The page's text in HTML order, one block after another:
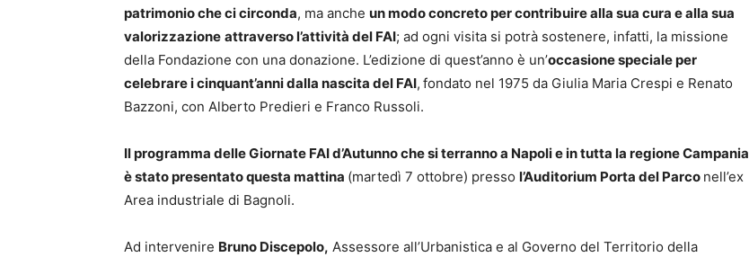
patrimonio che ci circonda, ma anche un modo concreto per contribuire alla sua cura e alla sua
valorizzazione attraverso l’attività del FAI; ad ogni visita si potrà sostenere, infatti, la missione
della Fondazione con una donazione. L’edizione di quest’anno è un’occasione speciale per
celebrare icinquant’anni dalla nascita del FAI, fondato nel 1975 da Giulia Maria Crespi e Renato
Bazzoni, con Alberto Predieri e Franco Russoli.
Il programma delle Giornate FAId’Autunno che si terranno a Napoli e in tutta la regione Campania
è stato presentato questa mattina (martedì 7 ottobre) presso l’Auditorium Porta del Parco nell’ex
Area industriale di Bagnoli.
Ad intervenire Bruno Discepolo, Assessore all’Urbanistica e al Governo del Territorio della